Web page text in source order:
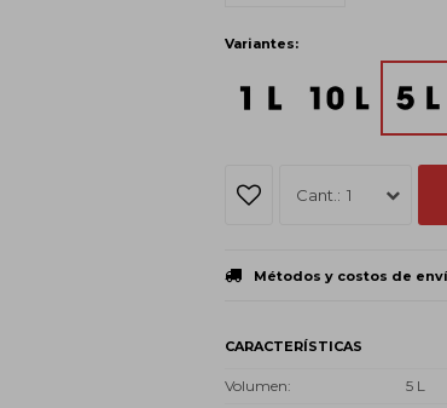
Variantes:
1
Métodos y costos de
CARACTERÍSTICAS
Volumen
5 L